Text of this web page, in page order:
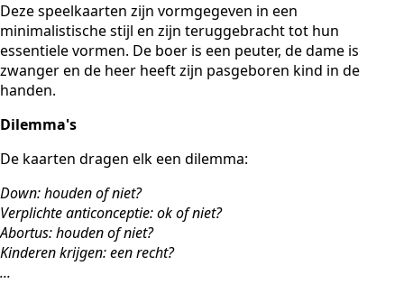
Deze speelkaarten zijn vormgegeven in een
minimalistische stijl en zijn teruggebracht tot hun
essentiele vormen. De boer is een peuter, de dame is
zwanger en de heer heeft zijn pasgeboren kind in de
handen.
Dilemma's
De kaarten dragen elk een dilemma:
Down: houden of niet?
Verplichte anticonceptie: ok of niet?
Abortus: houden of niet?
Kinderen krijgen: een recht?
...